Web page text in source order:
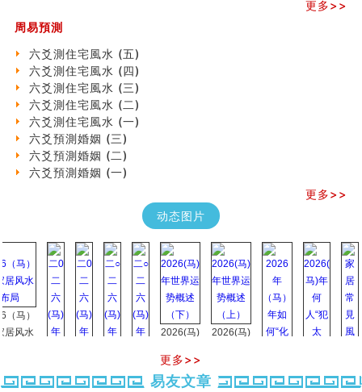
四柱八字快速直断技法
《高岛易断》(二)
创业容易成功的6种手相
算命先生都不外传的算命顺口溜
什么是到山到向？上山下水？
六爻算卦：我能面试升职吗？
《高岛易断》(一)
朱德總司命造 (名⼈⼋字淺析九）
刘燮鈞讲人相 手相论财运
同年同月同日同时同地生命运为何却完全不同？
商舖大門的風水原則 (上)
玄空本义(十一)
家居常見風水形煞及化解方法 (三)
天要下雨娘要嫁人
预测开店怎么样
一篇文章解答八字命理所有困惑
更多>>
周易預測
六爻測住宅風水 (五)
六爻測住宅風水 (四)
六爻測住宅風水 (三)
六爻測住宅風水 (二)
六爻測住宅風水 (一)
六爻預測婚姻 (三)
六爻預測婚姻 (二)
六爻預測婚姻 (一)
更多>>
动态图片
2026(马)
势概述
（下）
2026(马)
势概述
（上）
年
马)年
更多>>
易友文章